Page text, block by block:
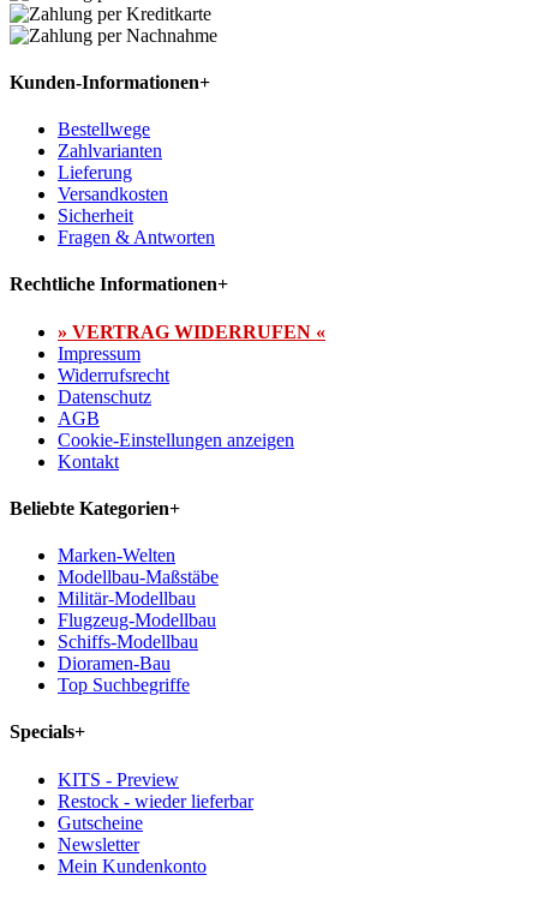
Kunden-Informationen+
Bestellwege
Zahlvarianten
Lieferung
Versandkosten
Sicherheit
Fragen & Antworten
Rechtliche Informationen+
» VERTRAG WIDERRUFEN «
Impressum
Widerrufsrecht
Datenschutz
AGB
Cookie-Einstellungen anzeigen
Kontakt
Beliebte Kategorien+
Marken-Welten
Modellbau-Maßstäbe
Militär-Modellbau
Flugzeug-Modellbau
Schiffs-Modellbau
Dioramen-Bau
Top Suchbegriffe
Specials+
KITS - Preview
Restock - wieder lieferbar
Gutscheine
Newsletter
Mein Kundenkonto